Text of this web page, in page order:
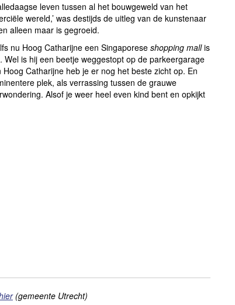
leven tussen al het bouwgeweld van het
wereld,’ was destijds de uitleg van de kunstenaar
alleen maar is gegroeid.
nu Hoog Catharijne een Singaporese shopping mallis
is hij een beetje weggestopt op de parkeergarage
Catharijne heb je er nog het beste zicht op. En
plek, als verrassing tussen de grauwe
Alsof je weer heel even kind bent en opkijkt
(gemeente Utrecht)